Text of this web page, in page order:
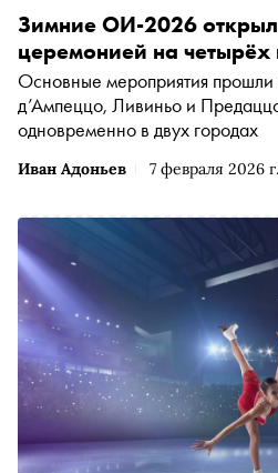
Иван Адоньев 7 февраля 2026 г.
Зимние ОИ-2026
церемонией на
Основные мероприятия
д’Ампеццо, Ливиньо и
одновременно в двух городах